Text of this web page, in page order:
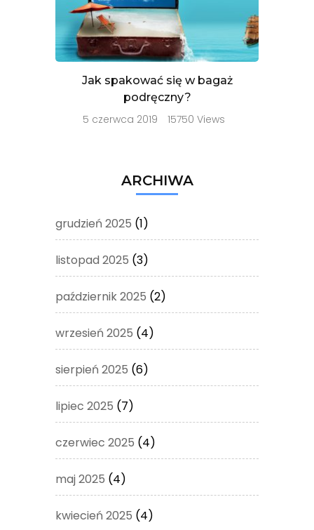
Jak spakować się w bagaż
podręczny?
5 czerwca 2019 15750 Views
ARCHIWA
grudzień 2025 (1)
listopad 2025 (3)
październik 2025 (2)
wrzesień 2025 (4)
sierpień 2025 (6)
lipiec 2025 (7)
czerwiec 2025 (4)
maj 2025 (4)
kwiecień 2025 (4)